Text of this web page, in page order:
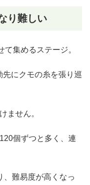
り難しい
集めるステージ。
にクモの糸を張り巡
ません。
個ずつと多く、連
、難易度が高くなっ